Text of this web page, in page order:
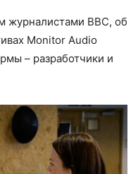
журналистами BBC, об
Monitor Audio
– разработчики и